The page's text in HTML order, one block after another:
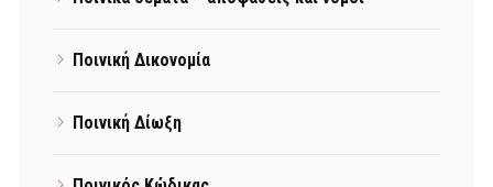
Ποινική Δικονομία
Ποινική Δίωξη